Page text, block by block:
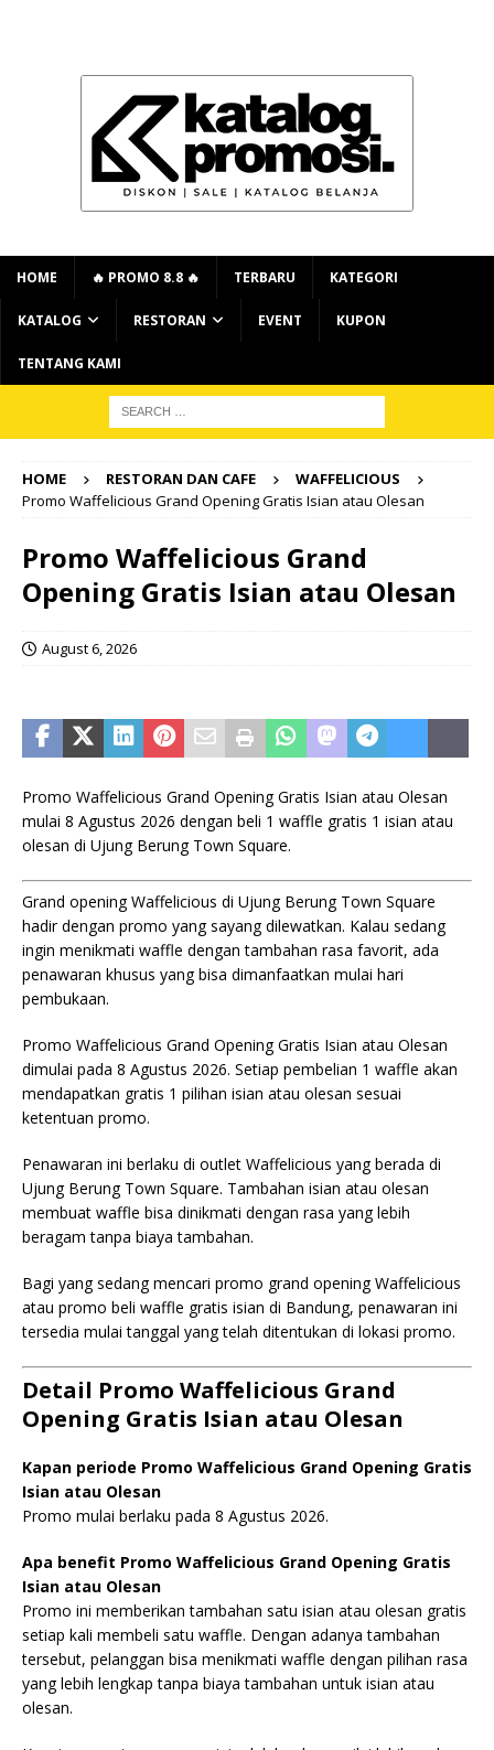
HOME 🔥 PROMO 8.8 🔥 TERBARU KATEGORI
KATALOG RESTORAN EVENT KUPON
TENTANG KAMI
HOME RESTORAN DAN CAFE
WAFFELICIOUS
Promo Waffelicious Grand Opening Gratis Isian atau Olesan
Promo Waffelicious Grand
Opening Gratis Isian atau Olesan
August 6, 2026
Promo Waffelicious Grand Opening Gratis Isian atau Olesan
mulai 8 Agustus 2026 dengan beli 1 waffle gratis 1 isian atau
olesan di Ujung Berung Town Square.
Grand opening Waffelicious di Ujung Berung Town Square
hadir dengan promo yang sayang dilewatkan. Kalau sedang
ingin menikmati waffle dengan tambahan rasa favorit, ada
penawaran khusus yang bisa dimanfaatkan mulai hari
pembukaan.
Promo Waffelicious Grand Opening Gratis Isian atau Olesan
dimulai pada 8 Agustus 2026. Setiap pembelian 1 waffle akan
mendapatkan gratis 1 pilihan isian atau olesan sesuai
ketentuan promo.
Penawaran ini berlaku di outlet Waffelicious yang berada di
Ujung Berung Town Square. Tambahan isian atau olesan
membuat waffle bisa dinikmati dengan rasa yang lebih
beragam tanpa biaya tambahan.
Bagi yang sedang mencari promo grand opening Waffelicious
atau promo beli waffle gratis isian di Bandung, penawaran ini
tersedia mulai tanggal yang telah ditentukan di lokasi promo.
Detail Promo Waffelicious Grand
Opening Gratis Isian atau Olesan
Kapan periode Promo Waffelicious Grand Opening Gratis
Isian atau Olesan
Promo mulai berlaku pada 8 Agustus 2026.
Apa benefit Promo Waffelicious Grand Opening Gratis
Isian atau Olesan
Promo ini memberikan tambahan satu isian atau olesan gratis
setiap kali membeli satu waffle. Dengan adanya tambahan
tersebut, pelanggan bisa menikmati waffle dengan pilihan rasa
yang lebih lengkap tanpa biaya tambahan untuk isian atau
olesan.